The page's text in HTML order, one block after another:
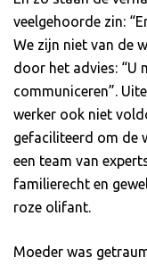
veelgehoorde zin:
We zijn niet van de
door het advies: “U
communiceren”.
werker ook niet
gefaciliteerd om de
een team van
familierecht en
roze olifant.
Moeder was